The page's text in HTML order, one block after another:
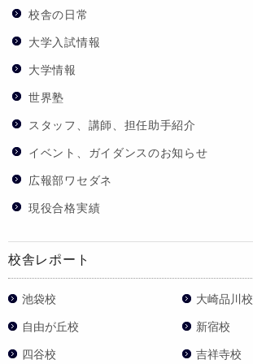
校舎の日常
大学入試情報
大学情報
世界塾
スタッフ、講師、担任助手紹介
イベント、ガイダンスのお知らせ
広報部ワセダネ
現役合格実績
校舎レポート
池袋校 大崎品川校
自由が丘校 新宿校
四谷校 吉祥寺校